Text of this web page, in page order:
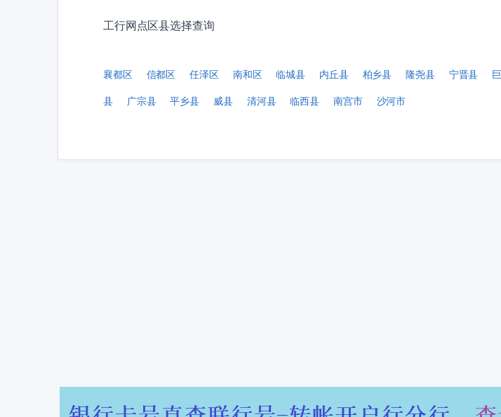
工行网点区县选择查询
襄都区 信都区 任泽区 南和区 临城县 内丘县 柏乡县 隆尧县 宁晋县
县 广宗县 平乡县 威县 清河县 临西县 南宫市 沙河市